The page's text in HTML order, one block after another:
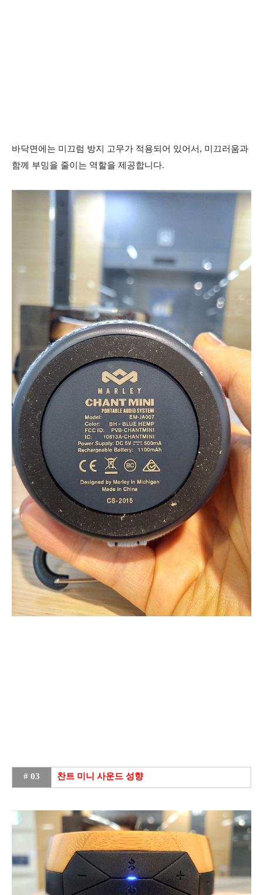
바닥면에는 미끄럼 방지 고무가 적용되어 있어서, 미끄러움과
함께 부밍을 줄이는 역할을 제공합니다.
# 03 찬트 미니 사운드 성향